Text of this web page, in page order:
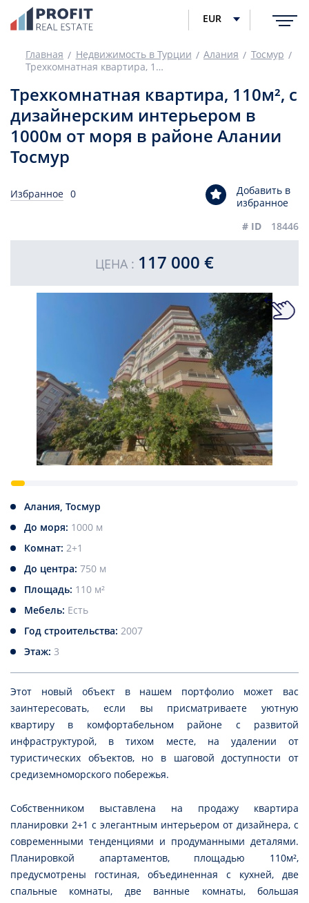
EUR
Главная Недвижимость в Турции Алания
Тосмур
Трехкомнатная квартира, 110м², с дизайнерским интерьером в 1000м от моря в районе Алании Тосмур
Трехкомнатная квартира, 110м², с
дизайнерским интерьером в
1000м от моря в районе Алании
Тосмур
Избранное 0
Добавить в
избранное
# ID
18446
ЦЕНА : 117 000 €
Алания, Тосмур
До моря: 1000 м
Комнат: 2+1
До центра: 750 м
Площадь: 110 м²
Мебель: Есть
Год строительства: 2007
Этаж: 3
Этот новый объект в нашем портфолио может вас
заинтересовать, если вы присматриваете уютную
квартиру в комфортабельном районе с развитой
инфраструктурой, в тихом месте, на удалении от
туристических объектов, но в шаговой доступности от
средиземноморского побережья.
Собственником выставлена на продажу квартира
планировки 2+1 с элегантным интерьером от дизайнера, с
современными тенденциями и продуманными деталями.
Планировкой апартаментов, площадью 110м²,
предусмотрены гостиная, объединенная с кухней, две
спальные комнаты, две ванные комнаты, большая